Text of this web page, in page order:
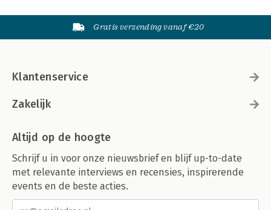
Gratis verzending vanaf €20
Klantenservice
Zakelijk
Altijd op de hoogte
Schrijf u in voor onze nieuwsbrief en blijf up-to-date
met relevante interviews en recensies, inspirerende
events en de beste acties.